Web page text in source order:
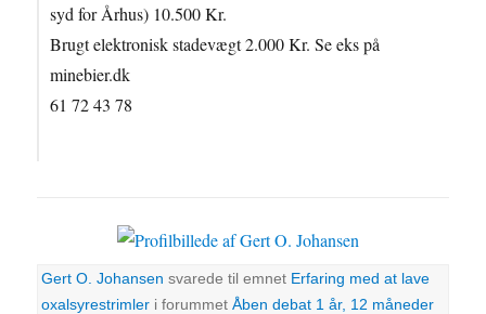
syd for Århus) 10.500 Kr.
Brugt elektronisk stadevægt 2.000 Kr. Se eks på
minebier.dk
61 72 43 78
Gert O. Johansen svarede til emnet Erfaring med at lave
oxalsyrestrimler i forummetÅben debat 1 år, 12 måneder